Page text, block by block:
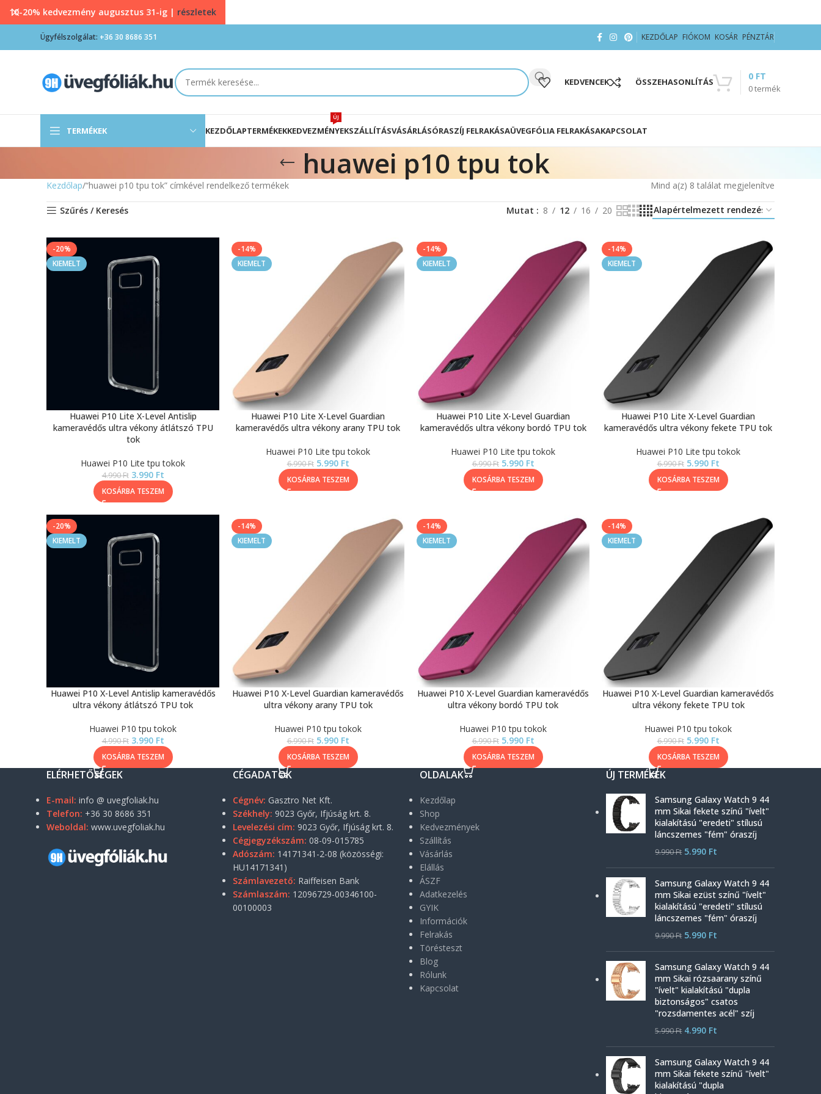
Ügyfélszolgálat: +36 30 8686 351 KEZDŐLAP FIÓKOM KOSÁR PÉNZTÁR
KEDVENCEK ÖSSZEHASONLÍTÁS
0termék
0 FT
TERMÉKEK KEZDŐLAPTERMÉKEKKEDVEZMÉNYEK
ÚJ
SZÁLLÍTÁSVÁSÁRLÁSÓRASZÍJ FELRAKÁSAÜVEGFÓLIA FELRAKÁSAKAPCSOLAT
huawei p10 tpu tok
Kezdőlap “huawei p10 tpu tok” címkével rendelkező termékek Mind a(z) 8 találat megjelenítve
Szűrés / Keresés Mutat 8 12 16 20
-20%
KIEMELT
Huawei P10 Lite X-Level Antislip
kameravédős ultra vékony átlátszó TPU
tok
Huawei P10 Lite tpu tokok
4.990Ft 3.990 Ft
KOSÁRBA TESZEM
-14%
KIEMELT
Huawei P10 Lite X-Level Guardian
kameravédős ultra vékony arany TPU tok
Huawei P10 Lite tpu tokok
6.990Ft 5.990 Ft
KOSÁRBA TESZEM
-14%
KIEMELT
Huawei P10 Lite X-Level Guardian
kameravédős ultra vékony bordó TPU tok
Huawei P10 Lite tpu tokok
6.990Ft 5.990 Ft
KOSÁRBA TESZEM
-14%
KIEMELT
Huawei P10 Lite X-Level Guardian
kameravédős ultra vékony fekete TPU tok
Huawei P10 Lite tpu tokok
6.990Ft 5.990 Ft
KOSÁRBA TESZEM
-20%
KIEMELT
Huawei P10 X-Level Antislip kameravédős
ultra vékony átlátszó TPU tok
Huawei P10 tpu tokok
4.990Ft 3.990 Ft
KOSÁRBA TESZEM
-14%
KIEMELT
Huawei P10 X-Level Guardian kameravédős
ultra vékony arany TPU tok
Huawei P10 tpu tokok
6.990Ft 5.990 Ft
KOSÁRBA TESZEM
-14%
KIEMELT
Huawei P10 X-Level Guardian kameravédős
ultra vékony bordó TPU tok
Huawei P10 tpu tokok
6.990Ft 5.990 Ft
KOSÁRBA TESZEM
-14%
KIEMELT
Huawei P10 X-Level Guardian kameravédős
ultra vékony fekete TPU tok
Huawei P10 tpu tokok
6.990Ft 5.990 Ft
KOSÁRBA TESZEM
ELÉRHETŐSÉGEK
E-mail: info @ uvegfoliak.hu
Telefon: +36 30 8686 351
Weboldal: www.uvegfoliak.hu
CÉGADATOK
Cégnév: Gasztro Net Kft.
Székhely: 9023 Győr, Ifjúság krt. 8.
Levelezési cím: 9023 Győr, Ifjúság krt. 8.
Cégjegyzékszám: 08-09-015785
Adószám: 14171341-2-08 (közösségi:
HU14171341)
Számlavezető: Raiffeisen Bank
Számlaszám: 12096729-00346100-
00100003
OLDALAK
Kezdőlap
Shop
Kedvezmények
Szállítás
Vásárlás
Elállás
ÁSZF
Adatkezelés
GYIK
Információk
Felrakás
Törésteszt
Blog
Rólunk
Kapcsolat
ÚJ TERMÉKEK
Samsung Galaxy Watch 9 44
mm Sikai fekete színű "ívelt"
kialakítású "eredeti" stílusú
láncszemes "fém" óraszíj
9.990Ft 5.990 Ft
Samsung Galaxy Watch 9 44
mm Sikai ezüst színű "ívelt"
kialakítású "eredeti" stílusú
láncszemes "fém" óraszíj
9.990Ft 5.990 Ft
Samsung Galaxy Watch 9 44
mm Sikai rózsaarany színű
"ívelt" kialakítású "dupla
biztonságos" csatos
"rozsdamentes acél" szíj
5.990Ft 4.990 Ft
Samsung Galaxy Watch 9 44
mm Sikai fekete színű "ívelt"
kialakítású "dupla
10-20% kedvezmény augusztus 31-ig | részletek